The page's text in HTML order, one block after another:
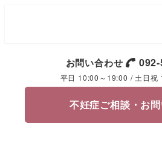
お問い合わせ
平日 10:00～19:00 / 土日祝
不妊症ご相談・お